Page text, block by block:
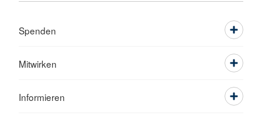
Spenden
Mitwirken
Informieren